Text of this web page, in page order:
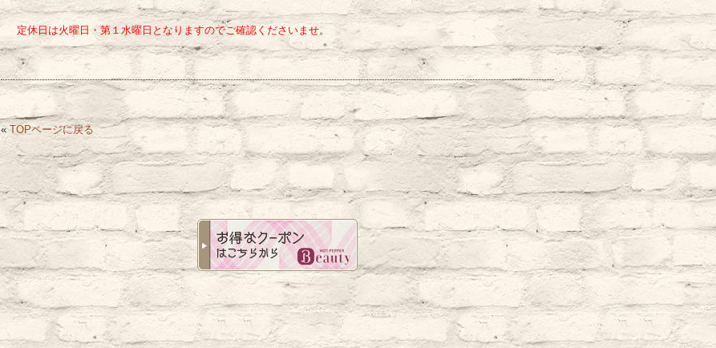
定休日は火曜日・第１水曜日となりますのでご確認くださいませ。
«TOPページに戻る